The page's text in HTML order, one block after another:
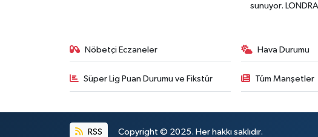
sunuyor.
Nöbetçi Eczaneler Hava Durumu
Süper Lig Puan Durumu ve Fikstür Tüm Manşetler
RSS Copyright © 2025. Her hakkı saklıdır.